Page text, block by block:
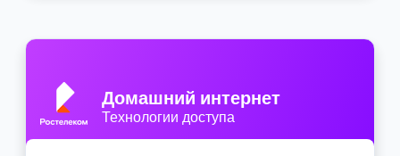
Домашний интернет
Технологии доступа